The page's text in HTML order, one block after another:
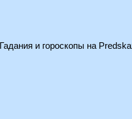
Гадания и гороскопы на